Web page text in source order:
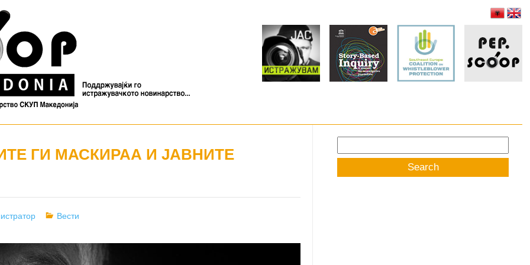
ГИ МАСКИРАА И ЈАВНИТЕ
Categories
Вести
for: